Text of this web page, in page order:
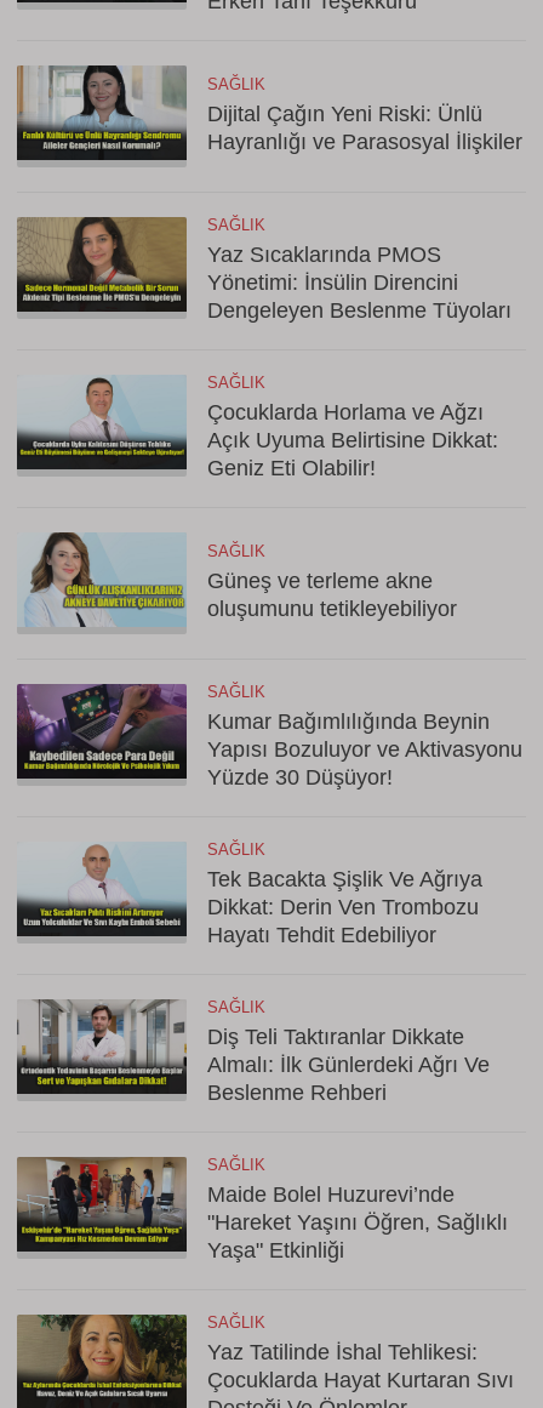
SAĞLIK
Dijital Çağın Yeni Riski: Ünlü
Hayranlığı ve Parasosyal İlişkiler
SAĞLIK
Yaz Sıcaklarında PMOS
Yönetimi: İnsülin Direncini
Dengeleyen Beslenme Tüyoları
SAĞLIK
Çocuklarda Horlama ve Ağzı
Açık Uyuma Belirtisine Dikkat:
Geniz Eti Olabilir!
SAĞLIK
Güneş ve terleme akne
oluşumunu tetikleyebiliyor
SAĞLIK
Kumar Bağımlılığında Beynin
Yapısı Bozuluyor ve Aktivasyonu
Yüzde 30 Düşüyor!
SAĞLIK
Tek Bacakta Şişlik Ve Ağrıya
Dikkat: Derin Ven Trombozu
Hayatı Tehdit Edebiliyor
SAĞLIK
Diş Teli Taktıranlar Dikkate
Almalı: İlk Günlerdeki Ağrı Ve
Beslenme Rehberi
SAĞLIK
Maide Bolel Huzurevi’nde
"Hareket Yaşını Öğren, Sağlıklı
Yaşa" Etkinliği
SAĞLIK
Yaz Tatilinde İshal Tehlikesi:
Çocuklarda Hayat Kurtaran Sıvı